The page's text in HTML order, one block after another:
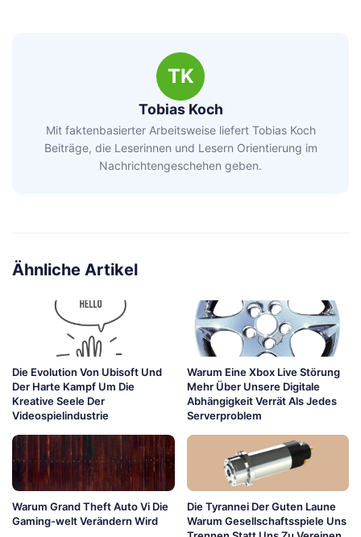
TK
Tobias Koch
Mit faktenbasierter Arbeitsweise liefert Tobias Koch
Beiträge, die Leserinnen und Lesern Orientierung im
Nachrichtengeschehen geben.
Ähnliche Artikel
Die Evolution Von Ubisoft Und
Der Harte Kampf Um Die
Kreative Seele Der
Videospielindustrie
Warum Eine Xbox Live Störung
Mehr Über Unsere Digitale
Abhängigkeit Verrät Als Jedes
Serverproblem
Warum Grand Theft Auto Vi Die
Gaming-welt Verändern Wird
Die Tyrannei Der Guten Laune
Warum Gesellschaftsspiele Uns